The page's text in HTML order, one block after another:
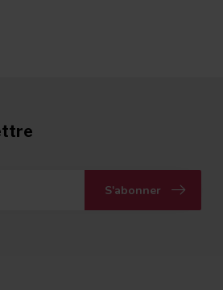
S'abonner